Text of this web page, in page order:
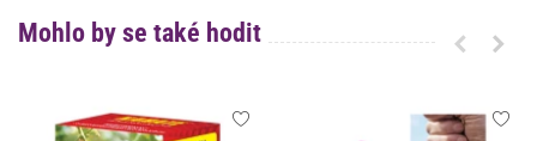
Mohlo by se také hodit